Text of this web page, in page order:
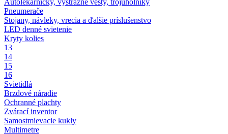
Autolekárničky, výstražné vesty, trojuholníky
Pneumerače
Stojany, návleky, vrecia a ďalšie príslušenstvo
LED denné svietenie
Kryty kolies
13
14
15
16
Svietidlá
Brzdové náradie
Ochranné plachty
Zvárací inventor
Samostmievacie kukly
Multimetre